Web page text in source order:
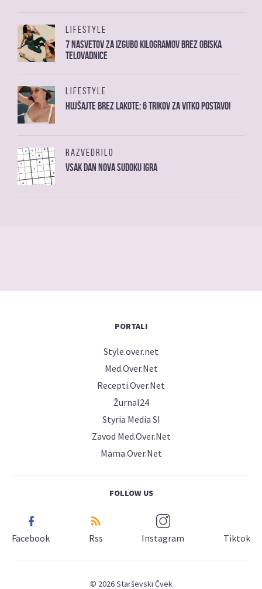
LIFESTYLE
7 nasvetov za izgubo kilogramov brez obiska
telovadnice
LIFESTYLE
Hujšajte brez lakote: 6 trikov za vitko postavo!
RAZVEDRILO
Vsak dan nova sudoku igra
PORTALI
Style.over.net
Med.Over.Net
Recepti.Over.Net
Žurnal24
Styria Media SI
Zavod Med.Over.Net
Mama.Over.Net
FOLLOW US
Facebook Rss Instagram Tiktok
© 2026 Starševski Čvek